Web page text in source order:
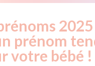
2025
prénom
votre bébé !